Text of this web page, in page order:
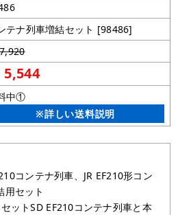
テナ列車増結セット [98486]
5,544
中①
※詳しい送料説明
コンテナ列車、JR EF210形コン
用セット
ットSD EF210コンテナ列車と本